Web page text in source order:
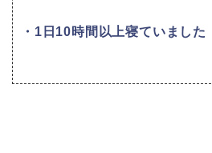
・1日10時間以上寝ていました